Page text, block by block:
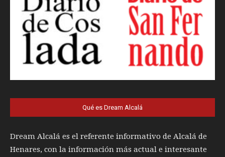
Qué es Dream Alcalá
Dream Alcalá es el referente informativo de Alcalá de
Henares, con la información más actual e interesante